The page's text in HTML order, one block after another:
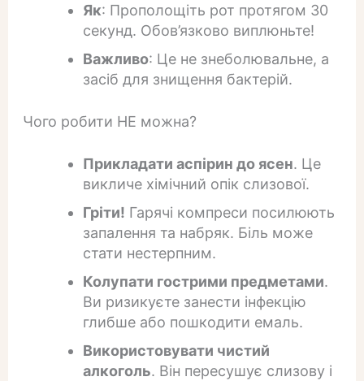
Як: Прополощіть рот протягом 30
секунд. Обов’язково виплюньте!
Важливо: Це не знеболювальне, а
засіб для знищення бактерій.
Чого робити НЕ можна?
Прикладати аспірин до ясен. Це
викличе хімічний опік слизової.
Гріти! Гарячі компреси посилюють
запалення та набряк. Біль може
стати нестерпним.
Колупати гострими предметами.
Ви ризикуєте занести інфекцію
глибше або пошкодити емаль.
Використовувати чистий
алкоголь. Він пересушує слизову і